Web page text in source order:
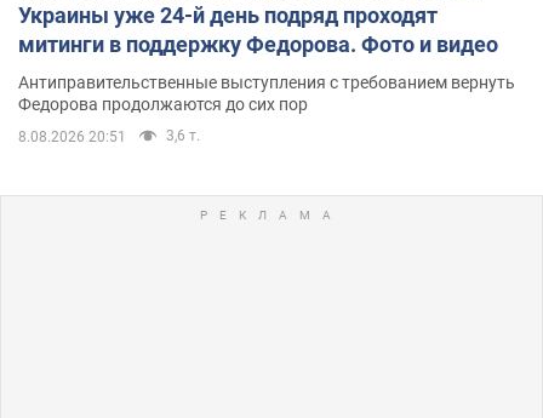
Украины уже 24-й день подряд проходят
митинги в поддержку Федорова. Фото и видео
Антиправительственные выступления с требованием вернуть
Федорова продолжаются до сих пор
8.08.2026 20:51 3,6 т.